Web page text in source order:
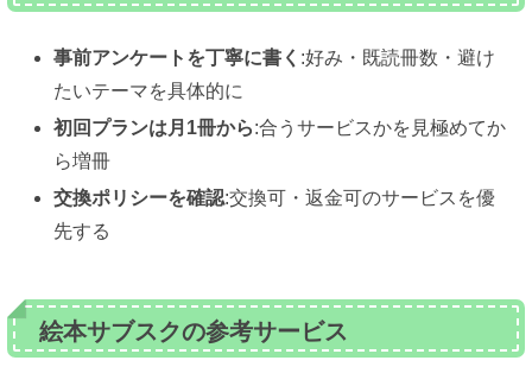
事前アンケートを丁寧に書く :好み・既読冊数・避け
たいテーマを具体的に
初回プランは月1冊から:合うサービスかを見極めてか
ら増冊
交換ポリシーを確認:交換可・返金可のサービスを優
先する
絵本サブスクの参考サービス